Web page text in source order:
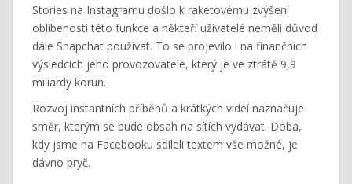
Stories na Instagramu došlo k raketovému zvýšení
oblíbenosti této funkce a někteří uživatelé neměli důvod
dále Snapchat používat. To se projevilo i na finančních
výsledcích jeho provozovatele, který je ve ztrátě 9,9
miliardy korun.
Rozvoj instantních příběhů a krátkých videí naznačuje
směr, kterým se bude obsah na sítích vydávat. Doba,
kdy jsme na Facebooku sdíleli textem vše možné, je
dávno pryč.